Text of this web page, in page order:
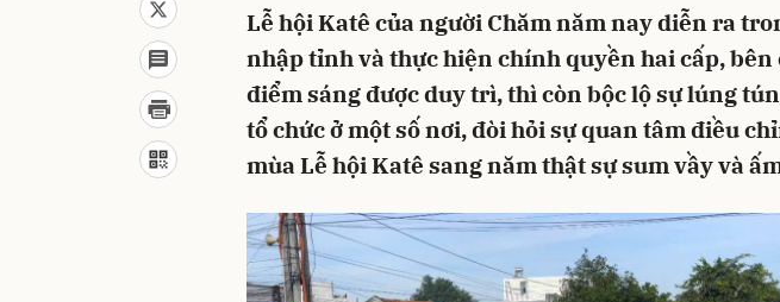
Lễ hội Katê của người Chăm năm nay diễn ra
nhập tỉnh và thực hiện chính quyền hai cấp,
điểm sáng được duy trì, thì còn bộc lộ sự lúng
tổ chức ở một số nơi, đòi hỏi sự quan tâm điều
mùa Lễ hội Katê sang năm thật sự sum vầy và